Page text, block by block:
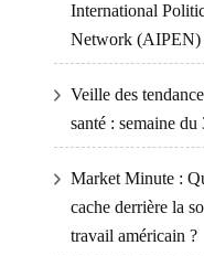
International
Network (AIPEN)
Veille des
santé : semaine
Market Minute :
cache derrière la
travail américain ?